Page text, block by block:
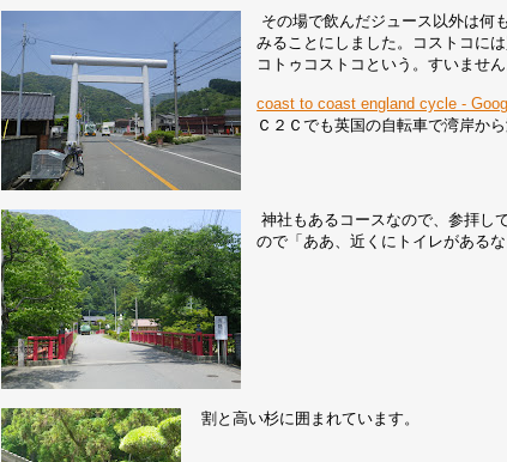
その場で飲んだジュース以外は何
みることにしました。コストコに
コトゥコストコという。すいません
coast to coast england cycle -
Ｃ２Ｃでも英国の自転車で湾岸か
神社もあるコースなので、参拝し
ので「ああ、近くにトイレがあるな
割と高い杉に囲まれています。